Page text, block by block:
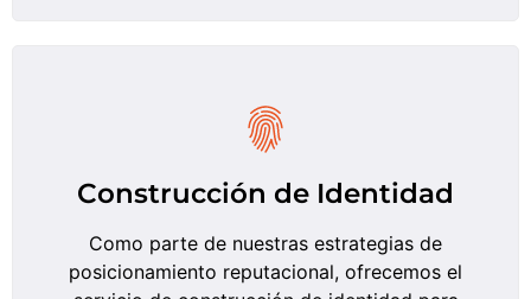
Construcción de Identidad
Como parte de nuestras estrategias de
posicionamiento reputacional, ofrecemos el